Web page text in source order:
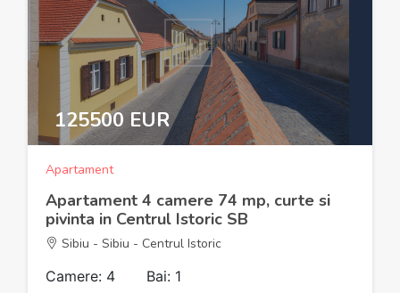
125500 EUR
Apartament
Apartament 4 camere 74 mp, curte si
pivinta in Centrul Istoric SB
Sibiu - Sibiu - Centrul Istoric
Camere: 4 Bai: 1